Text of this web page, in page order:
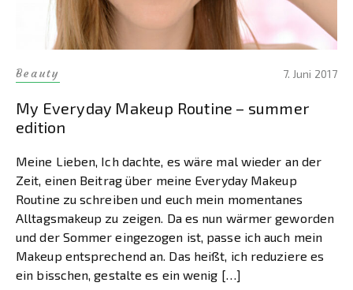
Beauty 7. Juni 2017
My Everyday Makeup Routine – summer
edition
Meine Lieben, Ich dachte, es wäre mal wieder an der
Zeit, einen Beitrag über meine Everyday Makeup
Routine zu schreiben und euch mein momentanes
Alltagsmakeup zu zeigen. Da es nun wärmer geworden
und der Sommer eingezogen ist, passe ich auch mein
Makeup entsprechend an. Das heißt, ich reduziere es
ein bisschen, gestalte es ein wenig […]